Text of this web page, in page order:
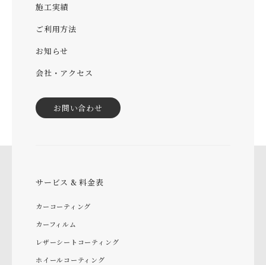
施工実績
ご利用方法
お知らせ
会社・アクセス
お問い合わせ
サービス & 料金表
カーコーティング
カーフィルム
レザーシートコーティング
ホイールコーティング